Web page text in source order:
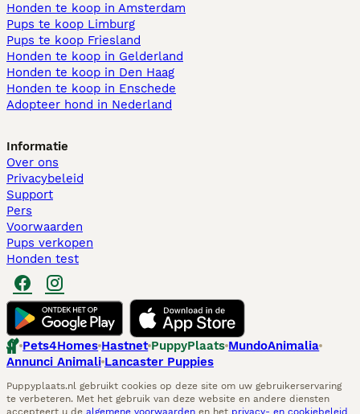
Honden te koop in Amsterdam
Pups te koop Limburg​
Pups te koop Friesland​
Honden te koop in Gelderland
Honden te koop in Den Haag
Honden te koop in Enschede
Adopteer hond in Nederland
Informatie
Over ons
Privacybeleid
Support
Pers
Voorwaarden
Pups verkopen
Honden test
Pets4Homes Hastnet PuppyPlaats MundoAnimalia
Annunci Animali Lancaster Puppies
Puppyplaats.nl gebruikt cookies op deze site om uw gebruikerservaring
te verbeteren. Met het gebruik van deze website en andere diensten
accepteert u de algemene voorwaarden en het privacy- en cookiebeleid